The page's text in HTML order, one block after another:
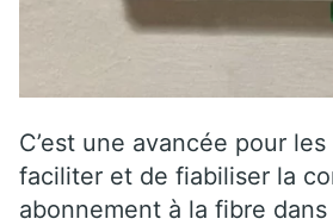
C’est une avancée pour
faciliter et de fiabiliser la
abonnement à la fibre